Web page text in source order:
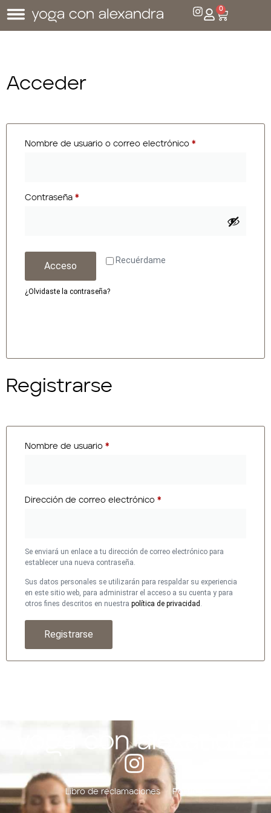
0
inicio
sobre mí
blog
tienda
contacto
Acceder
Nombre de usuario o correo electrónico *
Contraseña *
Recuérdame
Acceso
¿Olvidaste la contraseña?
Registrarse
Nombre de usuario *
Dirección de correo electrónico *
Se enviará un enlace a tu dirección de correo electrónico para
establecer una nueva contraseña.
Sus datos personales se utilizarán para respaldar su experiencia
en este sitio web, para administrar el acceso a su cuenta y para
otros fines descritos en nuestra política de privacidad .
Registrarse
Libro de reclamaciones Políticas